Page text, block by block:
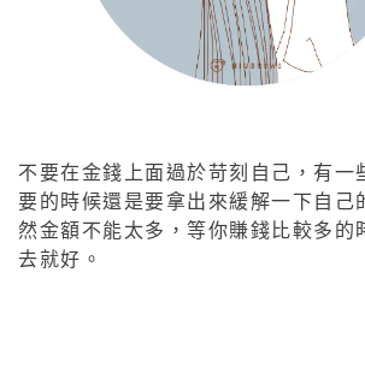
不要在金錢上面過於苛刻自己，有一
要的時候還是要拿出來緩解一下自己
然金額不能太多，等你賺錢比較多的
去就好。